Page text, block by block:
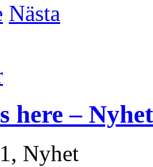
Nästa
here –
Nyhet